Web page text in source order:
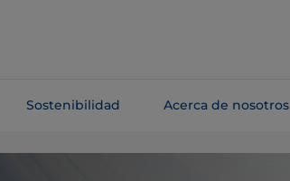
Sostenibilidad Acerca de nosotros